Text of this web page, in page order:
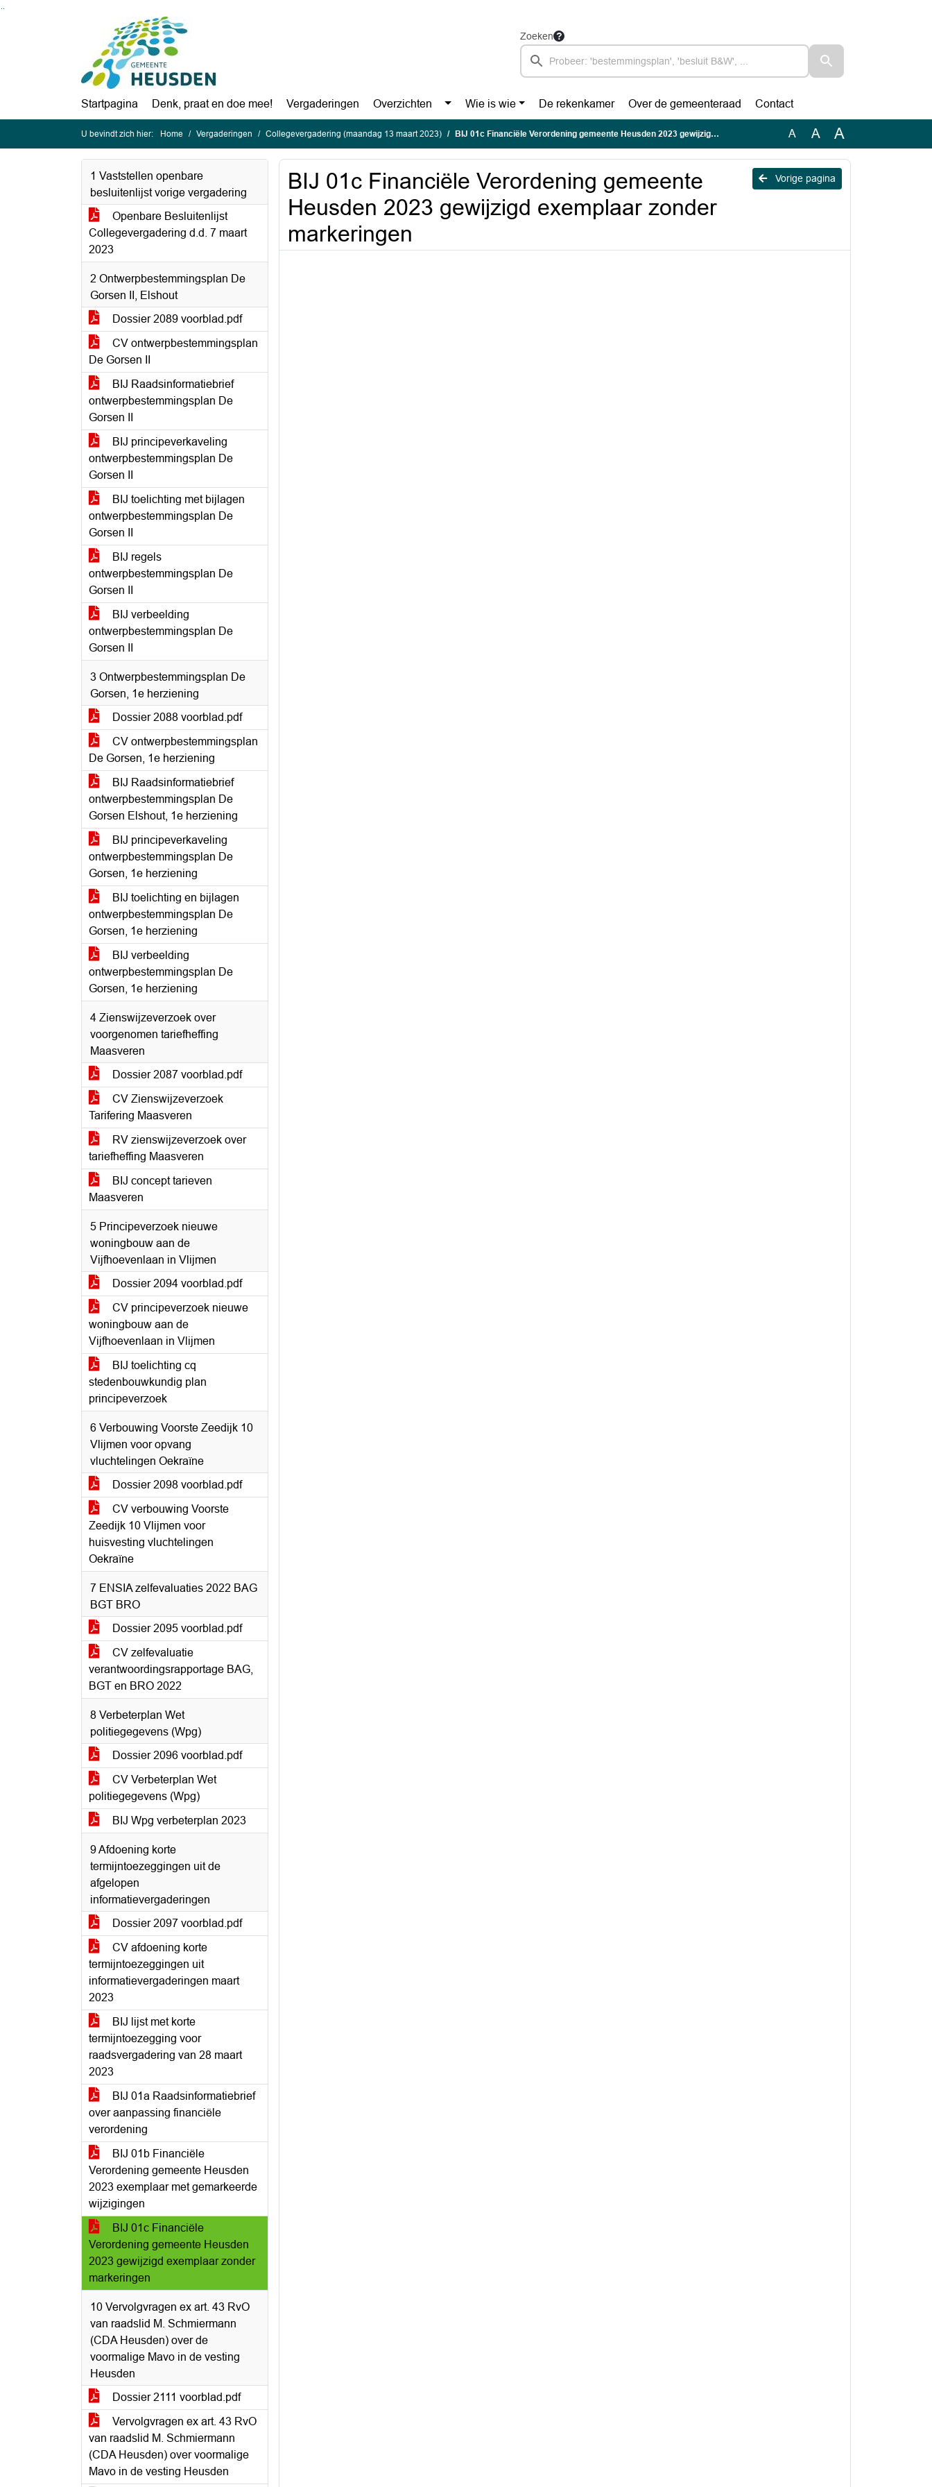
Ga naar de inhoud van deze pagina
Zoeken
Startpagina Denk, praat en doe mee! Vergaderingen Overzichten Wie is wie De rekenkamer Over de gemeenteraad Contact
U bevindt zich hier: Home Vergaderingen Collegevergadering (maandag 13 maart 2023) BIJ 01c Financiële Verordening gemeente Heusden 2023 gewijzigd exemplaar zonder markeringen A A A
1 Vaststellen openbare
besluitenlijst vorige vergadering
Openbare Besluitenlijst
Collegevergadering d.d. 7 maart
2023
2 Ontwerpbestemmingsplan De
Gorsen II, Elshout
Dossier 2089 voorblad.pdf
CV ontwerpbestemmingsplan
De Gorsen II
BIJ Raadsinformatiebrief
ontwerpbestemmingsplan De
Gorsen II
BIJ principeverkaveling
ontwerpbestemmingsplan De
Gorsen II
BIJ toelichting met bijlagen
ontwerpbestemmingsplan De
Gorsen II
BIJ regels
ontwerpbestemmingsplan De
Gorsen II
BIJ verbeelding
ontwerpbestemmingsplan De
Gorsen II
3 Ontwerpbestemmingsplan De
Gorsen, 1e herziening
Dossier 2088 voorblad.pdf
CV ontwerpbestemmingsplan
De Gorsen, 1e herziening
BIJ Raadsinformatiebrief
ontwerpbestemmingsplan De
Gorsen Elshout, 1e herziening
BIJ principeverkaveling
ontwerpbestemmingsplan De
Gorsen, 1e herziening
BIJ toelichting en bijlagen
ontwerpbestemmingsplan De
Gorsen, 1e herziening
BIJ verbeelding
ontwerpbestemmingsplan De
Gorsen, 1e herziening
4 Zienswijzeverzoek over
voorgenomen tariefheffing
Maasveren
Dossier 2087 voorblad.pdf
CV Zienswijzeverzoek
Tarifering Maasveren
RV zienswijzeverzoek over
tariefheffing Maasveren
BIJ concept tarieven
Maasveren
5 Principeverzoek nieuwe
woningbouw aan de
Vijfhoevenlaan in Vlijmen
Dossier 2094 voorblad.pdf
CV principeverzoek nieuwe
woningbouw aan de
Vijfhoevenlaan in Vlijmen
BIJ toelichting cq
stedenbouwkundig plan
principeverzoek
6 Verbouwing Voorste Zeedijk 10
Vlijmen voor opvang
vluchtelingen Oekraïne
Dossier 2098 voorblad.pdf
CV verbouwing Voorste
Zeedijk 10 Vlijmen voor
huisvesting vluchtelingen
Oekraïne
7 ENSIA zelfevaluaties 2022 BAG
BGT BRO
Dossier 2095 voorblad.pdf
CV zelfevaluatie
verantwoordingsrapportage BAG,
BGT en BRO 2022
8 Verbeterplan Wet
politiegegevens (Wpg)
Dossier 2096 voorblad.pdf
CV Verbeterplan Wet
politiegegevens (Wpg)
BIJ Wpg verbeterplan 2023
9 Afdoening korte
termijntoezeggingen uit de
afgelopen
informatievergaderingen
Dossier 2097 voorblad.pdf
CV afdoening korte
termijntoezeggingen uit
informatievergaderingen maart
2023
BIJ lijst met korte
termijntoezegging voor
raadsvergadering van 28 maart
2023
BIJ 01a Raadsinformatiebrief
over aanpassing financiële
verordening
BIJ 01b Financiële
Verordening gemeente Heusden
2023 exemplaar met gemarkeerde
wijzigingen
BIJ 01c Financiële
Verordening gemeente Heusden
2023 gewijzigd exemplaar zonder
markeringen
10 Vervolgvragen ex art. 43 RvO
van raadslid M. Schmiermann
(CDA Heusden) over de
voormalige Mavo in de vesting
Heusden
Dossier 2111 voorblad.pdf
Vervolgvragen ex art. 43 RvO
van raadslid M. Schmiermann
(CDA Heusden) over voormalige
Mavo in de vesting Heusden
Vorige pagina
BIJ 01c Financiële Verordening gemeente
Heusden 2023 gewijzigd exemplaar zonder
markeringen